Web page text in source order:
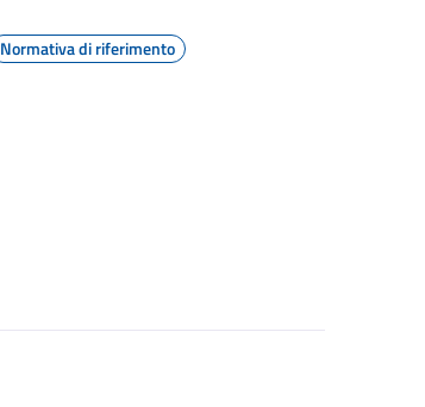
Normativa di riferimento